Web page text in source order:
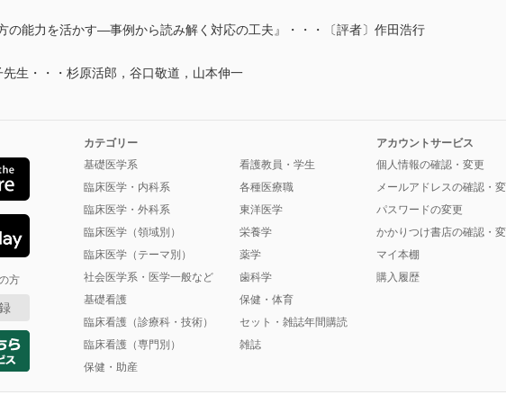
の能力を活かす―事例から読み解く対応の工夫』・・・〔評者〕作田浩行
生・・・杉原活郎，谷口敬道，山本伸一
方
カテゴリー
基礎医学系
臨床医学・内科系
臨床医学・外科系
臨床医学（領域別）
臨床医学（テーマ別）
社会医学系・医学一般など
基礎看護
臨床看護（診療科・技術）
臨床看護（専門別）
保健・助産
看護教員・学生
各種医療職
東洋医学
栄養学
薬学
歯科学
保健・体育
セット・雑誌年間購読
雑誌
アカウントサービス
個人情報の確認・変更
メールアドレスの確認・
パスワードの変更
かかりつけ書店の確認・
マイ本棚
購入履歴